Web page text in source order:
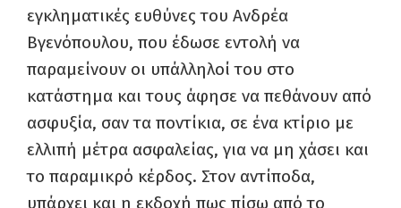
εγκληματικές ευθύνες του Ανδρέα
Βγενόπουλου, που έδωσε εντολή να
παραμείνουν οι υπάλληλοί του στο
κατάστημα και τους άφησε να πεθάνουν από
ασφυξία, σαν τα ποντίκια, σε ένα κτίριο με
ελλιπή μέτρα ασφαλείας, για να μη χάσει και
το παραμικρό κέρδος. Στον αντίποδα,
υπάρχει και η εκδοχή πως πίσω από το